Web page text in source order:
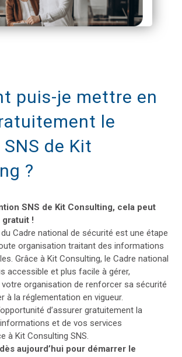
puis-je mettre en
le
de Kit
?
SNS de Kit Consulting, cela peut
!
Cadre national de sécurité est une étape
organisation traitant des informations
Grâce à Kit Consulting, le Cadre national
accessible et plus facile à gérer,
organisation de renforcer sa sécurité
à la réglementation en vigueur.
d’assurer gratuitement la
et de vos services
à Kit Consulting SNS.
aujourd’hui pour démarrer le